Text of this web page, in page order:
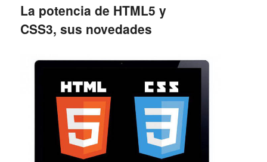
La potencia de HTML5 y
CSS3, sus novedades